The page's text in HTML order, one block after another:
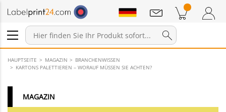
Anmelden / Registrieren
Warenkorb Zum Warenkorb
Mitteilungen
HAUPTSEITE MAGAZIN
BRANCHENWISSEN
KARTONS PALETTIEREN – WORAUF MÜSSEN SIE ACHTEN?
MAGAZIN